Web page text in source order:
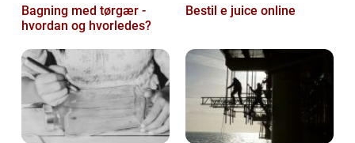
Bagning med tørgær -
hvordan og hvorledes?
Bestil e juice online